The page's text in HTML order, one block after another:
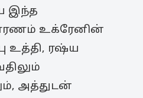
இந்த
உக்ரேனின்
உத்தி, ரஷ்ய
அத்துடன்